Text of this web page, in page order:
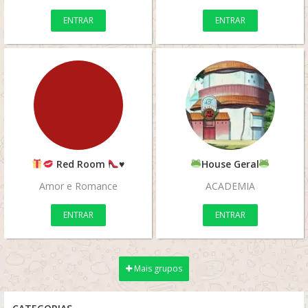
ENTRAR ENTRAR
Red Room
♥️
Amor e Romance
ENTRAR
House Geral
ACADEMIA
ENTRAR
Mais grupos